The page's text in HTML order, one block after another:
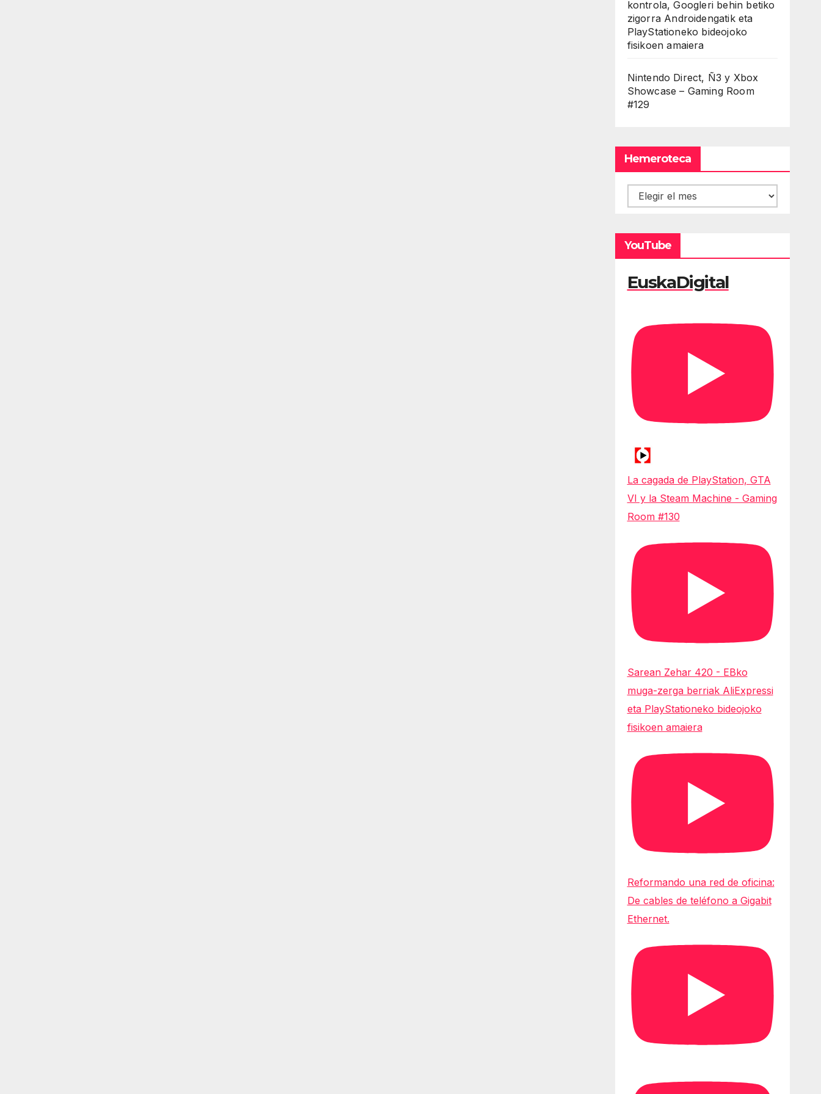
kontrola, Googleri behin betiko
zigorra Androidengatik eta
PlayStationeko bideojoko
fisikoen amaiera
Nintendo Direct, Ñ3 y Xbox
Showcase – Gaming Room
#129
Hemeroteca
Hemeroteca
YouTube
EuskaDigital
La cagada de PlayStation, GTA
VI y la Steam Machine - Gaming
Room #130
Sarean Zehar 420 - EBko
muga-zerga berriak AliExpressi
eta PlayStationeko bideojoko
fisikoen amaiera
Reformando una red de oficina:
De cables de teléfono a Gigabit
Ethernet.